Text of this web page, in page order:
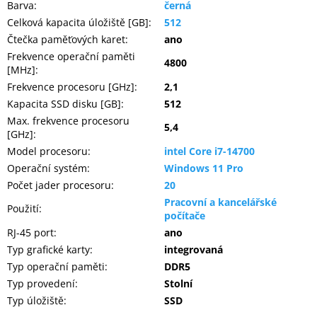
Barva:
černá
Celková kapacita úložiště [GB]:
512
Čtečka paměťových karet:
ano
Frekvence operační paměti
[MHz]:
4800
Frekvence procesoru [GHz]:
2,1
Kapacita SSD disku [GB]:
512
Max. frekvence procesoru
[GHz]:
5,4
Model procesoru:
intel Core i7-14700
Operační systém:
Windows 11 Pro
Počet jader procesoru:
20
Použití:
Pracovní a kancelářské
počítače
RJ-45 port:
ano
Typ grafické karty:
integrovaná
Typ operační paměti:
DDR5
Typ provedení:
Stolní
Typ úložiště:
SSD